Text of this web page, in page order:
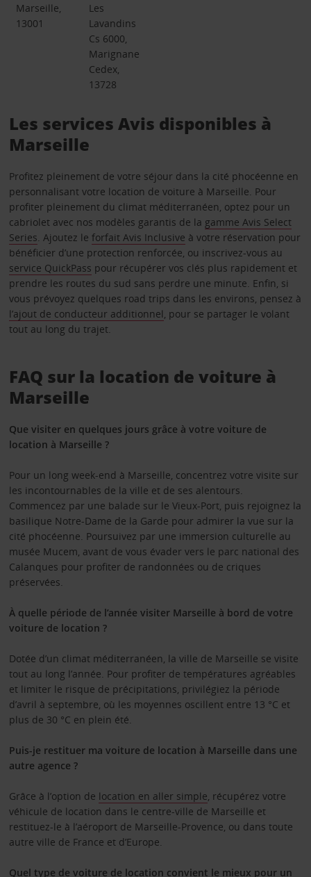
Marseille,
13001
Les
Lavandins
Cs 6000,
Marignane
Cedex,
13728
Les services Avis disponibles à
Marseille
Profitez pleinement de votre séjour dans la cité phocéenne en
personnalisant votre location de voiture à Marseille. Pour
profiter pleinement du climat méditerranéen, optez pour un
cabriolet avec nos modèles garantis de la gamme Avis Select
Series . Ajoutez le forfait Avis Inclusive à votre réservation pour
bénéficier d’une protection renforcée, ou inscrivez-vous au
service QuickPass pour récupérer vos clés plus rapidement et
prendre les routes du sud sans perdre une minute. Enfin, si
vous prévoyez quelques road trips dans les environs, pensez à
l’ajout de conducteur additionnel , pour se partager le volant
tout au long du trajet.
FAQ sur la location de voiture à
Marseille
Que visiter en quelques jours grâce à votre voiture de
location à Marseille ?
Pour un long week-end à Marseille, concentrez votre visite sur
les incontournables de la ville et de ses alentours.
Commencez par une balade sur le Vieux-Port, puis rejoignez la
basilique Notre-Dame de la Garde pour admirer la vue sur la
cité phocéenne. Poursuivez par une immersion culturelle au
musée Mucem, avant de vous évader vers le parc national des
Calanques pour profiter de randonnées ou de criques
préservées.
À quelle période de l’année visiter Marseille à bord de votre
voiture de location ?
Dotée d’un climat méditerranéen, la ville de Marseille se visite
tout au long l’année. Pour profiter de températures agréables
et limiter le risque de précipitations, privilégiez la période
d’avril à septembre, où les moyennes oscillent entre 13 °C et
plus de 30 °C en plein été.
Puis-je restituer ma voiture de location à Marseille dans une
autre agence ?
Grâce à l’option de location en aller simple , récupérez votre
véhicule de location dans le centre-ville de Marseille et
restituez-le à l’aéroport de Marseille-Provence, ou dans toute
autre ville de France et d’Europe.
Quel type de voiture de location convient le mieux pour un